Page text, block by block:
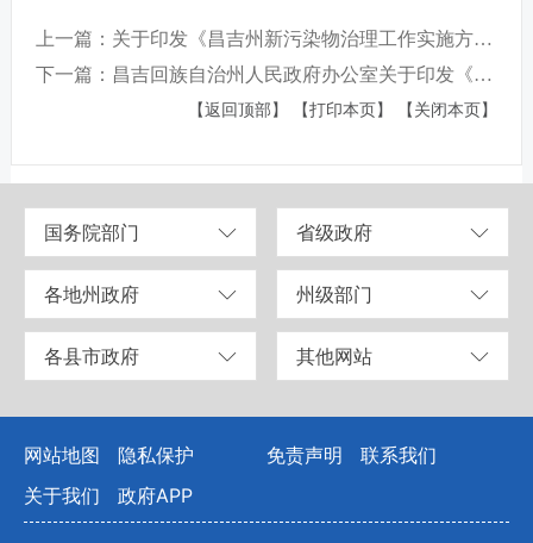
上一篇：关于印发《昌吉州新污染物治理工作实施方案》的通知
下一篇：昌吉回族自治州人民政府办公室关于印发《昌吉州数字政府项目建设管理办法》 的通知
【返回顶部】 【打印本页】 【关闭本页】
国务院部门 省级政府
各地州政府 州级部门
各县市政府 其他网站
网站地图 隐私保护 免责声明
联系我们
关于我们
政府APP